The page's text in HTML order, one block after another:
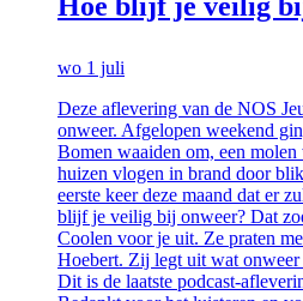
wo 1 juli
Deze aflevering van de NOS
onweer. Afgelopen weekend
Bomen waaiden om, een
huizen vlogen in brand door
eerste keer deze maand dat er
blijf je veilig bij onweer? Dat
Coolen voor je uit. Ze praten
Hoebert. Zij legt uit wat onweer
Dit is de laatste podcast-